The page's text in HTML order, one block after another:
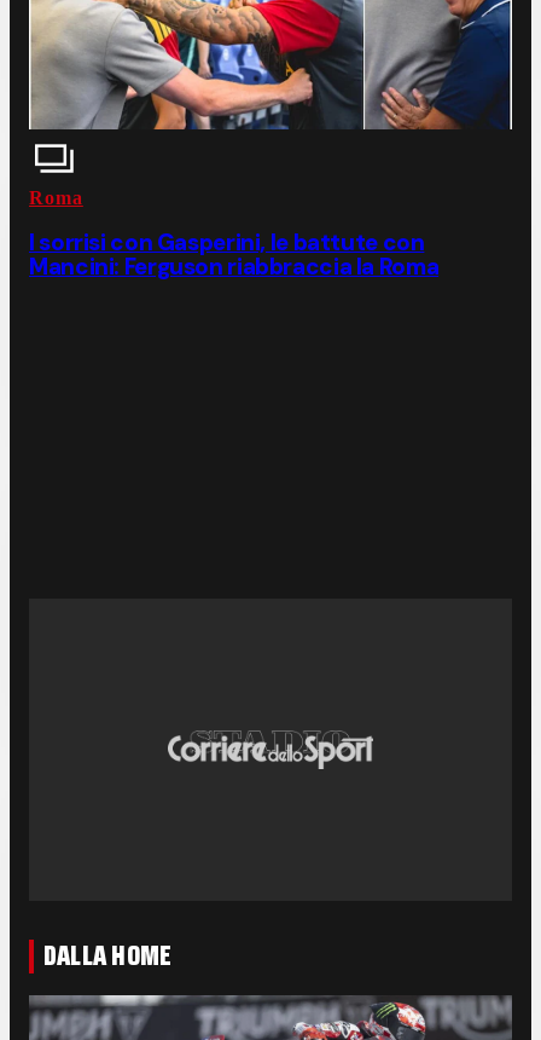
Roma
I sorrisi con Gasperini, le battute con
Mancini: Ferguson riabbraccia la Roma
DALLA HOME